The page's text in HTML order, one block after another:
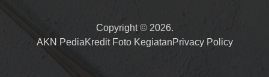
Copyright © 2026.
AKN PediaKredit Foto KegiatanPrivacy Policy